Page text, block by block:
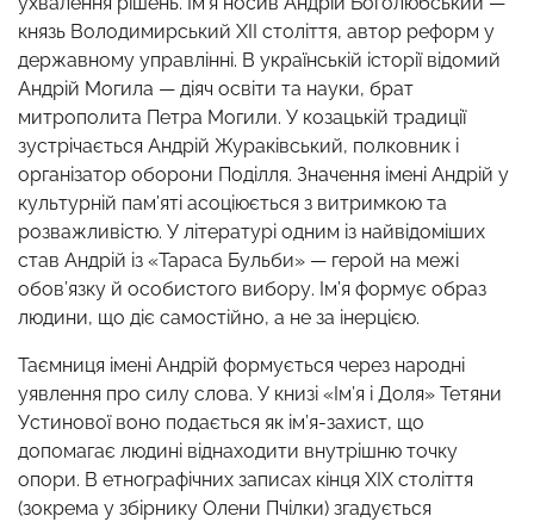
князь Володимирський XII століття, автор реформ у
державному управлінні. В українській історії відомий
Андрій Могила — діяч освіти та науки, брат
митрополита Петра Могили. У козацькій традиції
зустрічається Андрій Жураківський, полковник і
організатор оборони Поділля. Значення імені Андрій у
культурній пам’яті асоціюється з витримкою та
розважливістю. У літературі одним із найвідоміших
став Андрій із «Тараса Бульби» — герой на межі
обов’язку й особистого вибору. Ім’я формує образ
людини, що діє самостійно, а не за інерцією.
Таємниця імені Андрій формується через народні
уявлення про силу слова. У книзі «Ім’я і Доля» Тетяни
Устинової воно подається як ім’я-захист, що
допомагає людині віднаходити внутрішню точку
опори. В етнографічних записах кінця XIX століття
(зокрема у збірнику Олени Пчілки) згадується